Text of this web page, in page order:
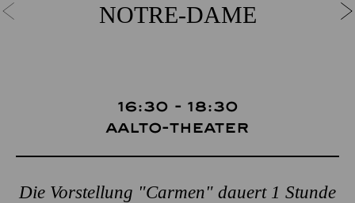
NOTRE-DAME
16:30 - 18:30
Aalto-Theater
Die Vorstellung "Carmen" dauert 1 Stunde